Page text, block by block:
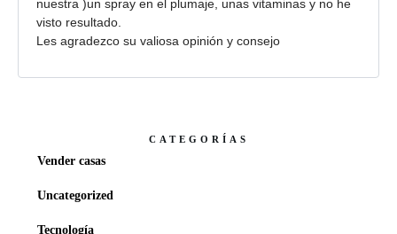
nuestra )un spray en el plumaje, unas vitaminas y no he
visto resultado.
Les agradezco su valiosa opinión y consejo
CATEGORÍAS
Vender casas
Uncategorized
Tecnología